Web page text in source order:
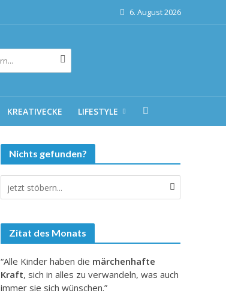
6. August 2026
KREATIVECKE LIFESTYLE
Nichts gefunden?
Zitat des Monats
“Alle Kinder haben die märchenhafte
Kraft, sich in alles zu verwandeln, was auch
immer sie sich wünschen.”